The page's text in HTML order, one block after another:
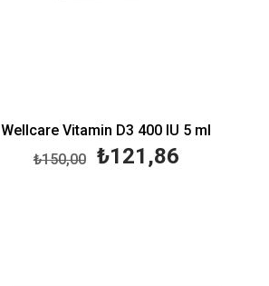
Wellcare Vitamin D3 400 IU 5 ml
₺121,86
₺150,00